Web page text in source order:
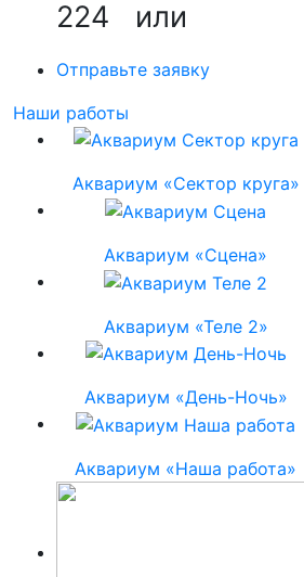
224 или
Отправьте заявку
Наши работы
Аквариум «Сектор круга»
Аквариум «Сцена»
Аквариум «Теле 2»
Аквариум «День-Ночь»
Аквариум «Наша работа»